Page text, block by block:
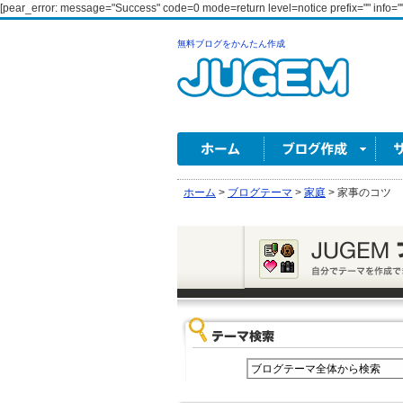
[pear_error: message="Success" code=0 mode=return level=notice prefix=""
無料ブログをかんたん作成
ホーム > ブログテーマ > 家庭 > 家事のコツ